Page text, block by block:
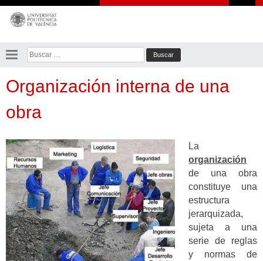
Saltar
contenido
Buscar:
Organización interna de una
obra
La
organización
de una obra
constituye una
estructura
jerarquizada,
sujeta a una
serie de reglas
y normas de